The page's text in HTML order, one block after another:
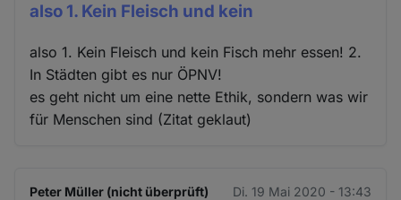
also 1. Kein Fleisch und kein
also 1. Kein Fleisch und kein Fisch mehr essen! 2.
In Städten gibt es nur ÖPNV!
es geht nicht um eine nette Ethik, sondern was wir
für Menschen sind (Zitat geklaut)
Peter Müller (nicht überprüft) Di. 19 Mai 2020 - 13:43